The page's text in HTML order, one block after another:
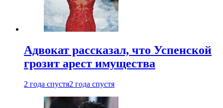
Адвокат рассказал, что Успенской
грозит арест имущества
2 года спустя2 года спустя